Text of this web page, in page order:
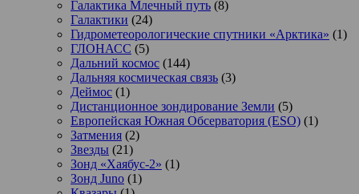
Галактика Млечный путь (8)
Галактики (24)
Гидрометеорологические спутники «Арктика» (1)
ГЛОНАСС (5)
Дальний космос (144)
Дальняя космическая связь (3)
Деймос (1)
Дистанционное зондирование Земли (5)
Европейская Южная Обсерватория (ESO) (1)
Затмения (2)
Звезды (21)
Зонд «Хаябус-2» (1)
Зонд Juno (1)